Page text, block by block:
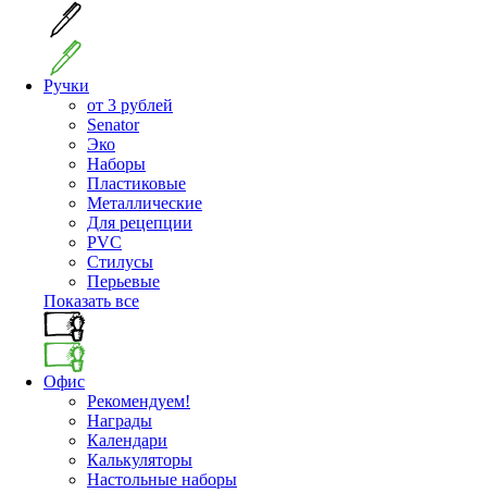
Ручки
от 3 рублей
Senator
Эко
Наборы
Пластиковые
Металлические
Для рецепции
PVC
Стилусы
Перьевые
Показать все
Офис
Рекомендуем!
Награды
Календари
Калькуляторы
Настольные наборы